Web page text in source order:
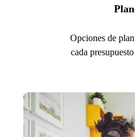
Opciones de
cada